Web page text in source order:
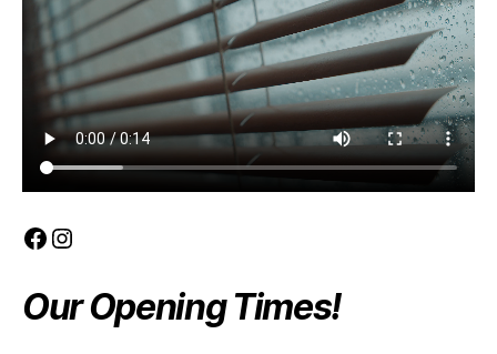
Facebook
Instagram
Our Opening Times!